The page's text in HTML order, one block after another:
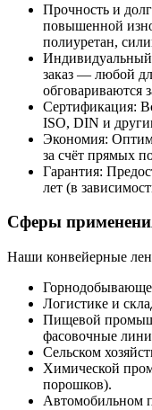
Прочность и
повышенной
полиуретан,
Индивидуальный
заказ — любой
обговариваются
Сертификация:
ISO, DIN и
Экономия:
за счёт прямых
Гарантия:
лет (в
Сферы
Наши конвейерные
Логистике и
Пищевой
фасовочные
Сельском
Химической
порошков).
Автомобильном